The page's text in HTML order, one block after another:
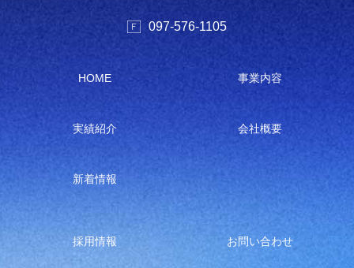
097-576-1105
HOME 事業内容
実績紹介 会社概要
新着情報
採用情報 お問い合わせ